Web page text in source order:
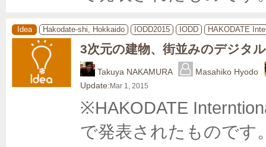
Idea Hakodate-shi, Hokkaido IODD2015 IODD HAKODATE
3次元の建物、街並みのデジタ
Takuya NAKAMURA
Masahiko Hyodo
Update: Mar 1, 2015
※HAKODATE
で発表されたものです